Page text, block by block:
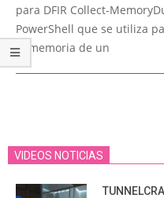
para DFIR Collect-
PowerShell que se utiliza
la memoria de un
VIDEOS NOTICIAS